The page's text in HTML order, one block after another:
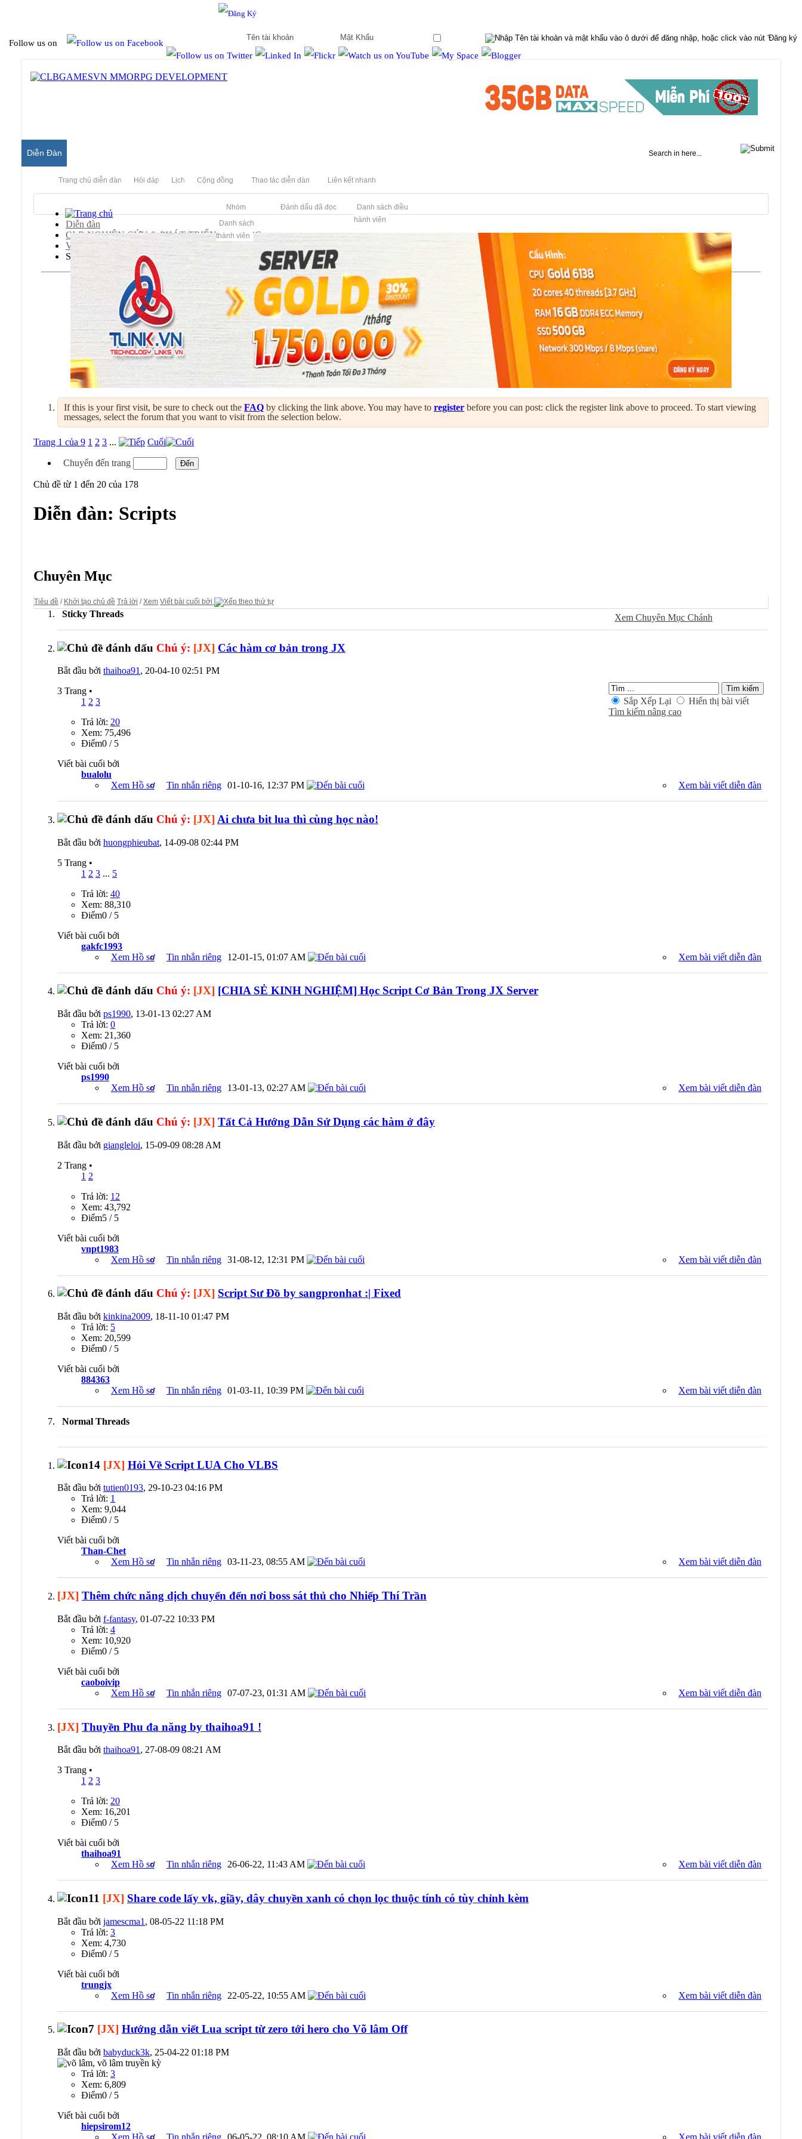
Follow us on
Diễn Đàn
Trang chủ diễn đàn Hỏi đáp Lịch Cộng đồng
Nhóm
Danh sách
thành viên
Thao tác diễn đàn
Đánh dấu đã đọc
Liên kết nhanh
Danh sách điều
hành viên
Diễn đàn
CLB NGHIÊN CỨU & PHÁT TRIỂN MMORPG
Võ Lâm Truyền Kỳ (Jx Server)
Scripts
If this is your first visit, be sure to check out the FAQ by clicking the link above. You may have to register before you can post: click the register link above to proceed. To start viewing
messages, select the forum that you want to visit from the selection below.
Trang 1 của 9 1 2 3 ... Cuối
Chuyển đến trang
Chủ đề từ 1 đến 20 của 178
Diễn đàn: Scripts
Ðánh Dấu Ðã Ðọc
Xem Chuyên Mục Chánh
Sắp Xếp Lại
Hiển thị bài viết
Tìm kiếm nâng cao
Chuyên Mục
Tiêu đề / Khởi tạo chủ đề Trả lời /Xem Viết bài cuối bởi
Sticky Threads
Chú ý: [JX] Các hàm cơ bản trong JX
Bắt đầu bởi thaihoa91 , 20-04-10 02:51 PM
3 Trang •
1 2 3
Trả lời: 20
Xem: 75,496
Ðiểm0 / 5
Viết bài cuối bởi
bualolu
Xem Hồ sơ
Xem bài viết diễn đàn
Tin nhắn riêng 01-10-16, 12:37 PM
Chú ý: [JX] Ai chưa bit lua thì cùng học nào!
Bắt đầu bởi huongphieubat, 14-09-08 02:44 PM
5 Trang •
1 2 3 ... 5
Trả lời: 40
Xem: 88,310
Ðiểm0 / 5
Viết bài cuối bởi
gakfc1993
Xem Hồ sơ
Xem bài viết diễn đàn
Tin nhắn riêng 12-01-15, 01:07 AM
Chú ý: [JX] [CHIA SẺ KINH NGHIỆM] Học Script Cơ Bản Trong JX Server
Bắt đầu bởi ps1990, 13-01-13 02:27 AM
Trả lời: 0
Xem: 21,360
Ðiểm0 / 5
Viết bài cuối bởi
ps1990
Xem Hồ sơ
Xem bài viết diễn đàn
Tin nhắn riêng 13-01-13, 02:27 AM
Chú ý: [JX] Tất Cả Hướng Dẫn Sử Dụng các hàm ở đây
Bắt đầu bởi giangleloi, 15-09-09 08:28 AM
2 Trang •
1 2
Trả lời: 12
Xem: 43,792
Ðiểm5 / 5
Viết bài cuối bởi
vnpt1983
Xem Hồ sơ
Xem bài viết diễn đàn
Tin nhắn riêng 31-08-12, 12:31 PM
Chú ý: [JX] Script Sư Đồ by sangpronhat :| Fixed
Bắt đầu bởi kinkina2009, 18-11-10 01:47 PM
Trả lời: 5
Xem: 20,599
Ðiểm0 / 5
Viết bài cuối bởi
884363
Xem Hồ sơ
Xem bài viết diễn đàn
Tin nhắn riêng 01-03-11, 10:39 PM
Normal Threads
[JX] Hỏi Về Script LUA Cho VLBS
Bắt đầu bởi tutien0193, 29-10-23 04:16 PM
Trả lời: 1
Xem: 9,044
Ðiểm0 / 5
Viết bài cuối bởi
Than-Chet
Xem Hồ sơ
Xem bài viết diễn đàn
Tin nhắn riêng 03-11-23, 08:55 AM
[JX] Thêm chức năng dịch chuyển đến nơi boss sát thủ cho Nhiếp Thí Trần
Bắt đầu bởi f-fantasy, 01-07-22 10:33 PM
Trả lời: 4
Xem: 10,920
Ðiểm0 / 5
Viết bài cuối bởi
caoboivip
Xem Hồ sơ
Xem bài viết diễn đàn
Tin nhắn riêng 07-07-23, 01:31 AM
[JX] Thuyền Phu đa năng by thaihoa91 !
Bắt đầu bởi thaihoa91 , 27-08-09 08:21 AM
3 Trang •
1 2 3
Trả lời: 20
Xem: 16,201
Ðiểm0 / 5
Viết bài cuối bởi
thaihoa91
Xem Hồ sơ
Xem bài viết diễn đàn
Tin nhắn riêng 26-06-22, 11:43 AM
[JX] Share code lấy vk, giầy, dây chuyền xanh có chọn lọc thuộc tính có tùy chỉnh kèm
Bắt đầu bởi jamescma1 , 08-05-22 11:18 PM
Trả lời: 3
Xem: 4,730
Ðiểm0 / 5
Viết bài cuối bởi
trungjx
Xem Hồ sơ
Xem bài viết diễn đàn
Tin nhắn riêng 22-05-22, 10:55 AM
[JX] Hướng dẫn viết Lua script từ zero tới hero cho Võ lâm Off
Bắt đầu bởi babyduck3k, 25-04-22 01:18 PM
Trả lời: 3
Xem: 6,809
Ðiểm0 / 5
Viết bài cuối bởi
hiepsirom12